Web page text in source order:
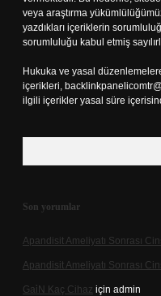
veya araştırma
yazdıkları içeriklerin
sorumluluğu kabul etmiş
Hukuka ve yasal
içerikleri,
ilgili içerikler yasal süre
Son yorumlar
Apandisit Ameliyatı Sonrası
Apandisit Ameliyatı Sonrası
Gai̇N Kaç Cihaz için admin